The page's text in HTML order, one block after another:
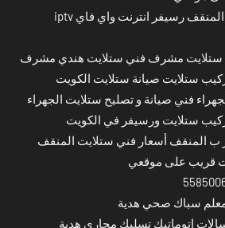
فني ستلايت مركزي المنقف رسيفر انترنت واي فاي iptv
مشرف فني ستلايت هندي مشرف
ستلايت صيانة ستلايت الكويت
فني صيانة و تصليح ستلايت الجهراء
ستلايت ورسيفر في الكويت
ب المنقف أسعار فني ستلايت المنقف
قريب على موقعي
سباك صحي هدية
اتوماتيك تسليك مجاري هدية